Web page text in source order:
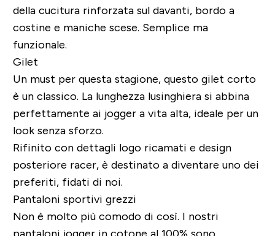
della cucitura rinforzata sul davanti, bordo a
costine e maniche scese. Semplice ma
funzionale.
Gilet
Un must per questa stagione, questo gilet corto
è un classico. La lunghezza lusinghiera si abbina
perfettamente ai jogger a vita alta, ideale per un
look senza sforzo.
Rifinito con dettagli logo ricamati e design
posteriore racer, è destinato a diventare uno dei
preferiti, fidati di noi.
Pantaloni sportivi grezzi
Non è molto più comodo di così. I nostri
pantaloni jogger in cotone al 100% sono